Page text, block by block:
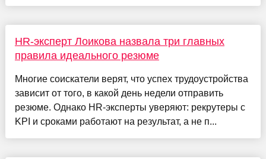
HR-эксперт Лоикова назвала три главных
правила идеального резюме
Многие соискатели верят, что успех трудоустройства
зависит от того, в какой день недели отправить
резюме. Однако HR-эксперты уверяют: рекрутеры с
KPI и сроками работают на результат, а не п...